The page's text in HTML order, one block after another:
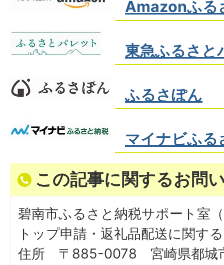
Amazonふる
東急ふるさと
ふるさぽん
マイナビふる
この記事に関するお問
碧南市ふるさと納税サポート室
トップ申請・返礼品配送に関す
住所 〒885-0078 宮崎県都城